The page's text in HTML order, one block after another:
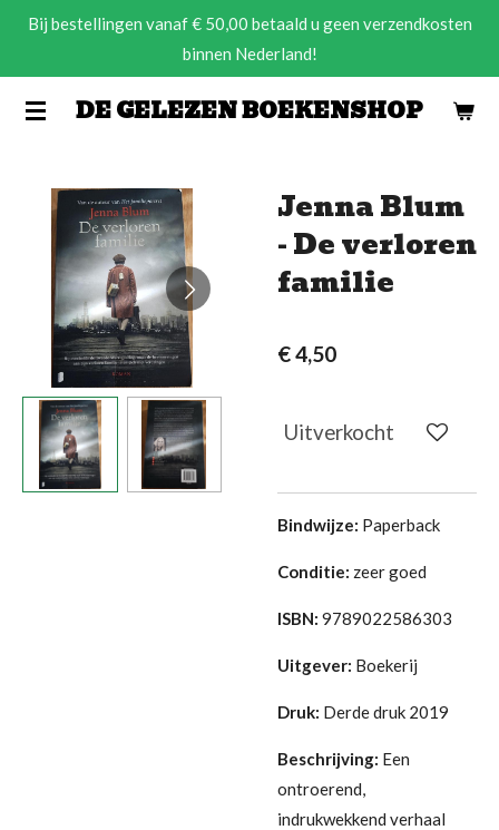
Ga
de
DE GELEZEN BOEKENSHOP
Bij bestellingen vanaf € 50,00 betaald u geen verzendkosten
binnen Nederland!
Jenna Blum
- De verloren
familie
€ 4,50
Uitverkocht
Bindwijze: Paperback
Conditie: zeer goed
ISBN: 9789022586303
Uitgever: Boekerij
Druk: Derde druk 2019
Beschrijving: Een
ontroerend,
indrukwekkend verhaal